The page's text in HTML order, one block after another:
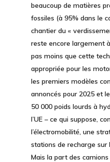
beaucoup de matières
fossiles (à 95% dans le
chantier du «
reste encore largement
pas moins que cette
appropriée pour les
les premiers modèles
annoncés pour 2025 et
50 000 poids lourds à
l’UE – ce qui suppose,
l’électromobilité, une
stations de recharge sur
Mais la part des